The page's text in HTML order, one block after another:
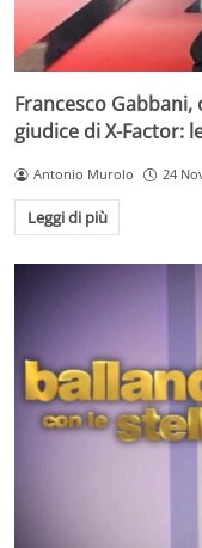
Francesco
giudice di X-Factor:
Antonio Murolo 24
Leggi di più